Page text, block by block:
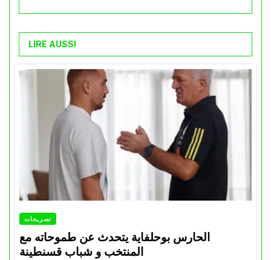
LIRE AUSSI
تصريحات
الحارس بوحلفاية يتحدث عن طموحاته مع
المنتخب و شباب قسنطينة